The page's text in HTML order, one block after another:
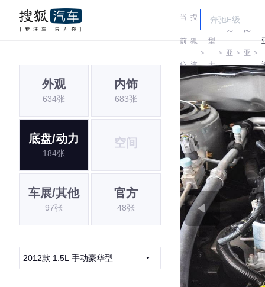
当
前
位
搜
狐
汽
＞
车
型
大
＞
比
亚
迪
＞
比
亚
迪
＞
外观
634张
内饰
683张
底盘/动力
184张
空间
车展/其他
97张
官方
48张
2012款 1.5L 手动豪华型